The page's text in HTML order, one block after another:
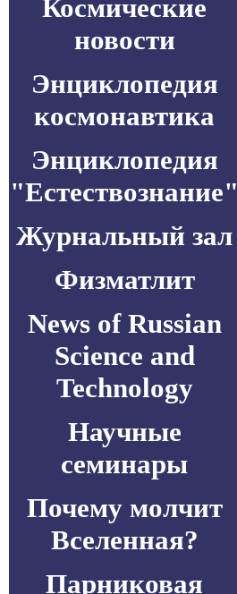
Космические
новости
Энциклопедия
космонавтика
Энциклопедия
"Естествознание"
Журнальный зал
Физматлит
News of Russian
Science and
Technology
Научные
семинары
Почему молчит
Вселенная?
Парниковая